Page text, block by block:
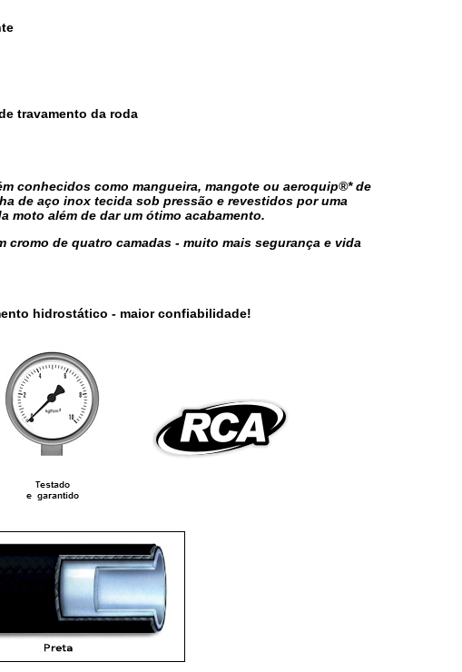
travamento da roda
conhecidos como mangueira, mangote ou aeroquip®* de
de aço inox tecida sob pressão e revestidos por uma
moto além de dar um ótimo acabamento.
cromo de quatro camadas - muito mais segurança e vida
hidrostático - maior confiabilidade!